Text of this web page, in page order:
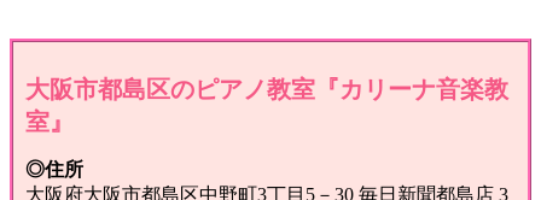
大阪市都島区のピアノ教室『カリーナ音楽教
室』
◎住所
大阪府大阪市都島区中野町3丁目5－30 毎日新聞都島店 3